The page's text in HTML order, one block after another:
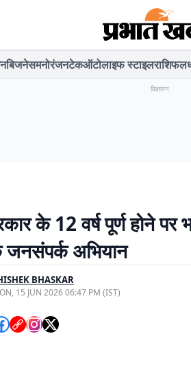
बिजनेसमनोरंजनटेकऑटोलाइफ स्टाइलराशिफल
विज्ञापन
के 12 वर्ष पूर्ण होने पर
जनसंपर्क अभियान
BHASKAR
15 JUN 2026 06:47 PM (IST)